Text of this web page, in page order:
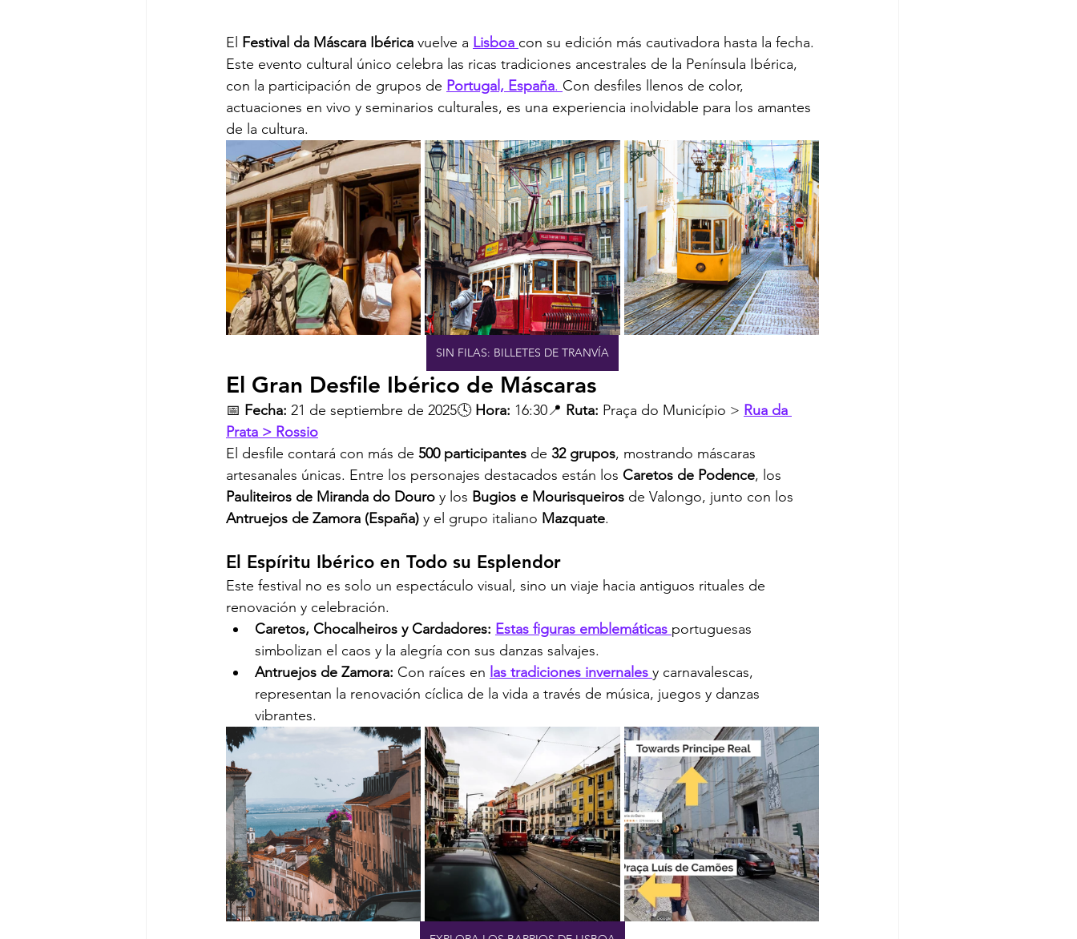
El Festival da Máscara Ibérica vuelve a Lisboa con su edición más cautivadora hasta la fecha.
Este evento cultural único celebra las ricas tradiciones ancestrales de la Península Ibérica,
con la participación de grupos de Portugal, España. Con desfiles llenos de color,
actuaciones en vivo y seminarios culturales, es una experiencia inolvidable para los amantes
de la cultura.
SIN FILAS: BILLETES DE TRANVÍA
El Gran Desfile Ibérico de Máscaras
📅 Fecha: 21 de septiembre de 2025🕓 Hora: 16:30📍 Ruta: Praça do Município > Rua da
Prata > Rossio
El desfile contará con más de 500 participantes de 32 grupos, mostrando máscaras
artesanales únicas. Entre los personajes destacados están los Caretos de Podence, los
Pauliteiros de Miranda do Douro y los Bugios e Mourisqueiros de Valongo, junto con los
Antruejos de Zamora (España) y el grupo italiano Mazquate.
El Espíritu Ibérico en Todo su Esplendor
Este festival no es solo un espectáculo visual, sino un viaje hacia antiguos rituales de
renovación y celebración.
Caretos, Chocalheiros y Cardadores: Estas figuras emblemáticas portuguesas
simbolizan el caos y la alegría con sus danzas salvajes.
Antruejos de Zamora: Con raíces en las tradiciones invernales y carnavalescas,
representan la renovación cíclica de la vida a través de música, juegos y danzas
vibrantes.